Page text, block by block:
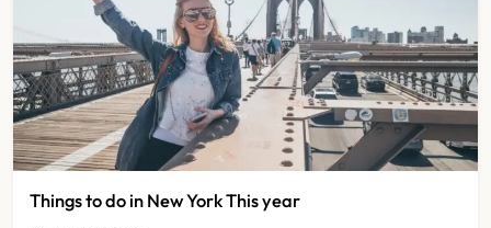
Things to do in New York This year